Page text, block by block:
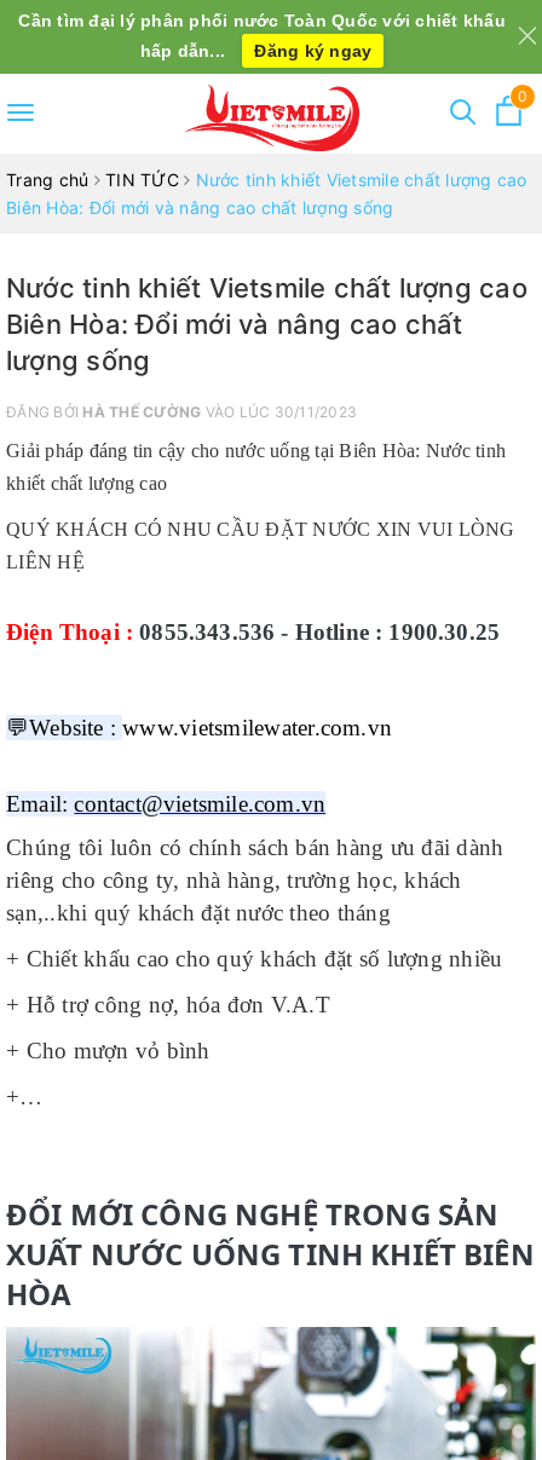
Toggle
0
Trang chủ TIN TỨC
Nước tinh khiết Vietsmile chất lượng cao
Biên Hòa: Đổi mới và nâng cao chất lượng sống
Nước tinh khiết Vietsmile chất lượng cao
Biên Hòa: Đổi mới và nâng cao chất
lượng sống
ĐĂNG BỞI HÀ THẾ CƯỜNG VÀO LÚC 30/11/2023
Giải pháp đáng tin cậy cho nước uống tại Biên Hòa: Nước tinh
khiết chất lượng cao
QUÝ KHÁCH CÓ NHU CẦU ĐẶT NƯỚC XIN VUI LÒNG
LIÊN HỆ
Điện Thoại :0855.343.536 - Hotline : 1900.30.25
💬Website :www.vietsmilewater.com.vn
Email:contact@vietsmile.com.vn
Chúng tôi luôn có chính sách bán hàng ưu đãi dành
riêng cho công ty, nhà hàng, trường học, khách
sạn,..khi quý khách đặt nước theo tháng
+ Chiết khấu cao cho quý khách đặt số lượng nhiều
+ Hỗ trợ công nợ, hóa đơn V.A.T
+ Cho mượn vỏ bình
+…
ĐỔI MỚI CÔNG NGHỆ TRONG SẢN
XUẤT NƯỚC UỐNG TINH KHIẾT BIÊN
HÒA
Cần tìm đại lý phân phối nước Toàn Quốc với chiết khấu
hấp dẫn...
Đăng ký ngay